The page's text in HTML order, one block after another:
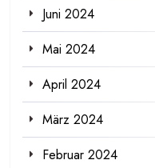
Juni 2024
Mai 2024
April 2024
März 2024
Februar 2024